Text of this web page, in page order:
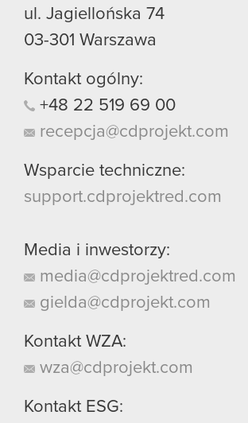
ul. Jagiellońska 74
03-301 Warszawa
Kontakt ogólny:
+48 22 519 69 00
recepcja@cdprojekt.com
Wsparcie techniczne:
support.cdprojektred.com
Media i inwestorzy:
media@cdprojektred.com
gielda@cdprojekt.com
Kontakt WZA:
wza@cdprojekt.com
Kontakt ESG: